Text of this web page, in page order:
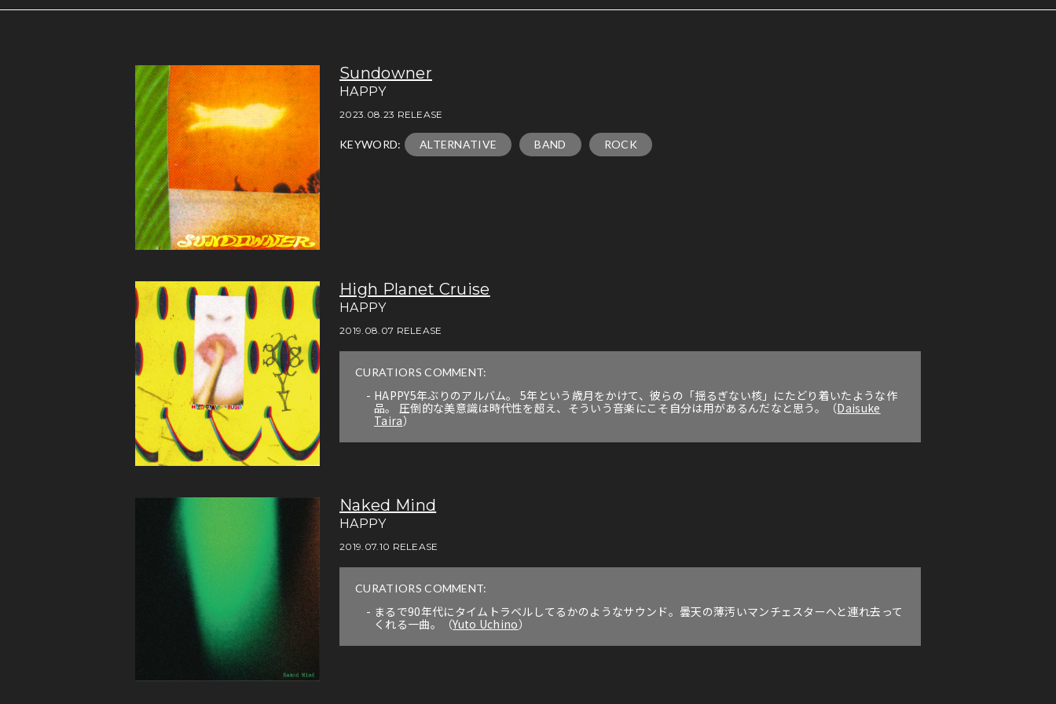
Sundowner
HAPPY
2023.08.23 RELEASE
KEYWORD: ALTERNATIVE BAND ROCK
High Planet Cruise
HAPPY
2019.08.07 RELEASE
CURATIORS COMMENT:
HAPPY5年ぶりのアルバム。 5年という歳月をかけて、彼らの「揺るぎない核」にたどり着いたような作
品。 圧倒的な美意識は時代性を超え、そういう音楽にこそ自分は用があるんだなと思う。（Daisuke
Taira）
Naked Mind
HAPPY
2019.07.10 RELEASE
CURATIORS COMMENT:
まるで90年代にタイムトラベルしてるかのようなサウンド。曇天の薄汚いマンチェスターへと連れ去って
くれる一曲。（Yuto Uchino）